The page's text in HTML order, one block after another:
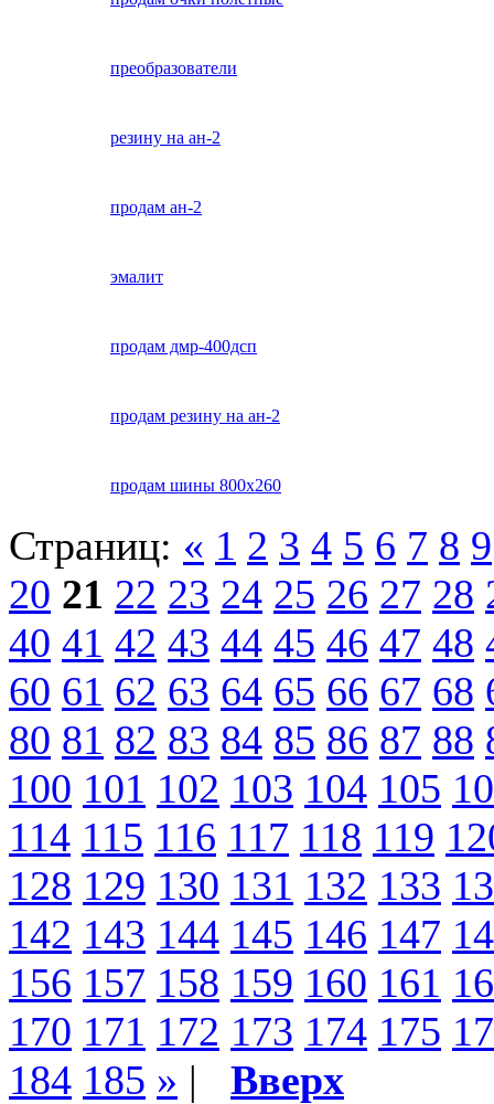
преобразователи
резину на ан-2
продам ан-2
эмалит
продам дмр-400дсп
продам резину на ан-2
продам шины 800х260
Страниц: « 1 2 3 4 5 6 7 8 9
20 21 22 23 24 25 26 27 28
40 41 42 43 44 45 46 47 48
60 61 62 63 64 65 66 67 68
80 81 82 83 84 85 86 87 88
100 101 102 103 104 105
114 115 116 117 118 119
128 129 130 131 132 133
142 143 144 145 146 147
156 157 158 159 160 161
170 171 172 173 174 175
184 185 » | Вверх